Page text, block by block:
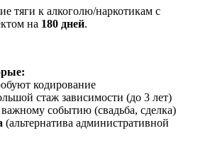
тяги к алкоголю/наркотикам с
на 180 дней.
кодирование
стаж зависимости (до 3 лет)
важному событию (свадьба, сделка)
(альтернатива административной